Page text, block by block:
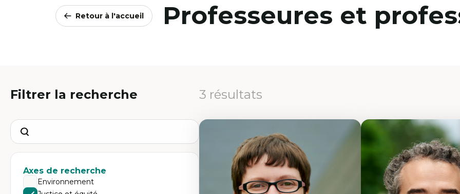
Retour à l'accueil Professeures et
Filtrer la recherche
Search
Axes de recherche
Environnement
3 résultats